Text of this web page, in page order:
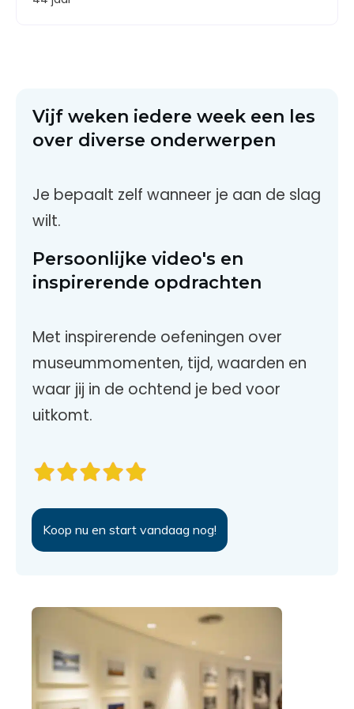
Vijf weken iedere week een les
over diverse onderwerpen
Je bepaalt zelf wanneer je aan de slag
wilt.
Persoonlijke video's en
inspirerende opdrachten
Met inspirerende oefeningen over
museummomenten, tijd, waarden en
waar jij in de ochtend je bed voor
uitkomt.
Koop nu en start vandaag nog!